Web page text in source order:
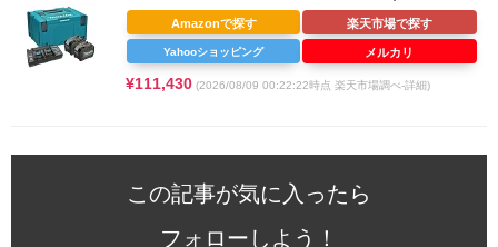
¥111,430 (2026/08/09 00:22:22時点 楽天市場調べ-詳細)
Amazonで探す 楽天市場で探す
Yahooショッピング メルカリ
この記事が気に入ったら
フォローしよう！